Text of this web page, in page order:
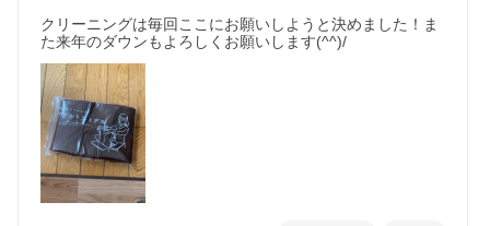
クリーニングは毎回ここにお願いしようと決めました！ま